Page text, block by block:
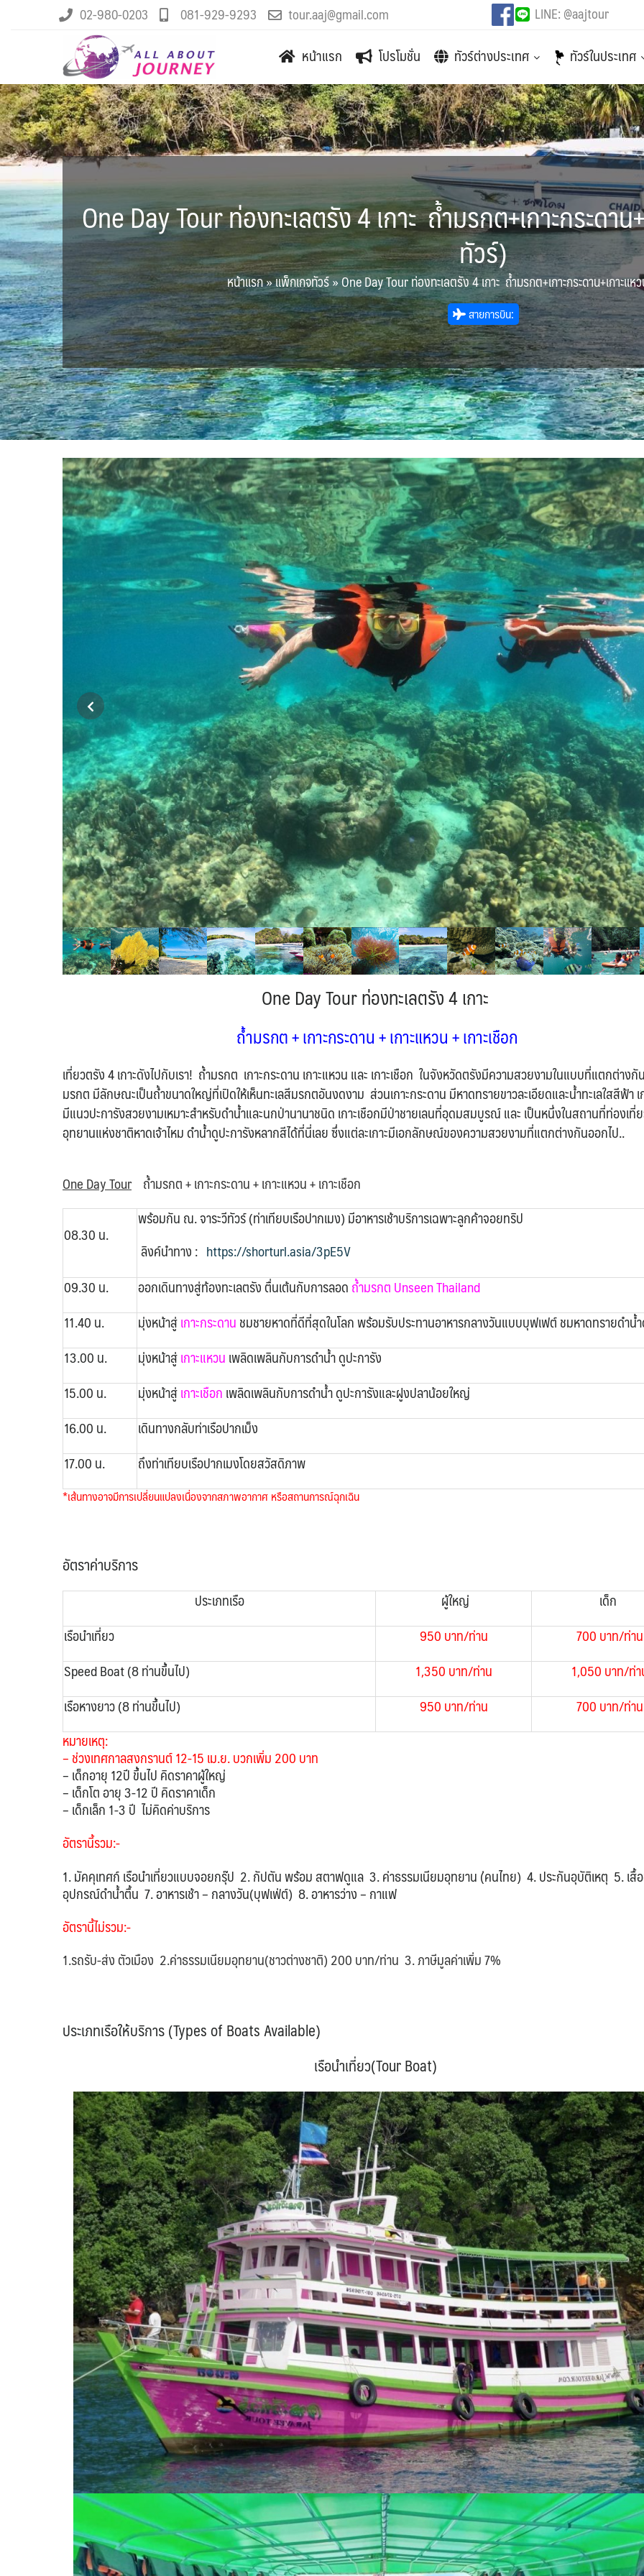
02-980-0203 081-929-9293 tour.aaj@gmail.com LINE: @aajtour
หน้าแรก โปรโมชั่น ทัวร์ต่างประเทศ ทัวร์ในประเทศ
One Day Tour ท่องทะเลตรัง 4 เกาะ ถ้ำมรกต+เกาะกระดาน
ทัวร์)
หน้าแรก»แพ็กเกจทัวร์»One Day Tour ท่องทะเลตรัง 4 เกาะ ถ้ำมรกต+เกาะกระดาน+เกาะแห
สายการบิน:
One Day Tour ท่องทะเลตรัง 4 เกาะ
ถ้ำมรกต + เกาะกระดาน + เกาะแหวน + เกาะเชือก
เที่ยวตรัง 4 เกาะดังไปกับเรา! ถ้ำมรกต เกาะกระดาน เกาะแหวน และ เกาะเชือก ในจังหวัดตรังมีความสวยงามในแบบที่แตกต่างกั
มรกต มีลักษณะเป็นถ้ำขนาดใหญ่ที่เปิดให้เห็นทะเลสีมรกตอันงดงาม ส่วนเกาะกระดาน มีหาดทรายขาวละเอียดและน้ำทะเลใสสีฟ้า เ
มีแนวปะการังสวยงามเหมาะสำหรับดำน้ำและนกป่านานาชนิด เกาะเชือกมีป่าชายเลนที่อุดมสมบูรณ์ และ เป็นหนึ่งในสถานที่ท่องเที่ย
อุทยานแห่งชาติหาดเจ้าไหม ดำน้ำดูปะการังหลากสีได้ที่นี่เลย ซึ่งแต่ละเกาะมีเอกลักษณ์ของความสวยงามที่แตกต่างกันออกไป..
One Day Tour ถ้ำมรกต + เกาะกระดาน + เกาะแหวน + เกาะเชือก
08.30 น.
พร้อมกัน ณ. จาระวีทัวร์ (ท่าเทียบเรือปากเมง) มีอาหารเช้าบริการเฉพาะลูกค้าจอยทริป
ลิงค์นำทาง : https://shorturl.asia/3pE5V
09.30 น.
ออกเดินทางสู่ท้องทะเลตรัง ตื่นเต้นกับการลอดถ้ำมรกต Unseen Thailand
11.40 น.
มุ่งหน้าสู่เกาะกระดานชมชายหาดที่ดีที่สุดในโลก พร้อมรับประทานอาหารกลางวันแบบบุฟเฟต์ ชมหาดทรายดำน้
13.00 น.
มุ่งหน้าสู่เกาะแหวนเพลิดเพลินกับการดำน้ำ ดูปะการัง
15.00 น.
มุ่งหน้าสู่เกาะเชือกเพลิดเพลินกับการดำน้ำ ดูปะการังและฝูงปลาน้อยใหญ่
16.00 น.
เดินทางกลับท่าเรือปากเม็ง
17.00 น.
ถึงท่าเทียบเรือปากเมงโดยสวัสดิภาพ
*เส้นทางอาจมีการเปลี่ยนแปลงเนื่องจากสภาพอากาศ หรือสถานการณ์ฉุกเฉิน
อัตราค่าบริการ
ประเภทเรือ ผู้ใหญ่
เด็ก
เรือนำเที่ยว
950 บาท/ท่าน 700 บาท/ท่าน
Speed Boat (8 ท่านขึ้นไป)
1,350 บาท/ท่าน 1,050 บาท/ท่
เรือหางยาว(8 ท่านขึ้นไป) 950 บาท/ท่าน 700 บาท/ท่าน
หมายเหตุ:
– ช่วงเทศกาลสงกรานต์ 12-15 เม.ย. บวกเพิ่ม 200 บาท
– เด็กอายุ 12ปี ขึ้นไป คิดราคาผู้ใหญ่
– เด็กโต อายุ 3-12 ปี คิดราคาเด็ก
– เด็กเล็ก 1-3 ปี ไม่คิดค่าบริการ
อัตรานี้รวม:-
1. มัคคุเทศก์ เรือนำเที่ยวแบบจอยกรุ๊ป 2. กัปตัน พร้อม สตาฟดูแล 3. ค่าธรรมเนียมอุทยาน (่คนไทย) 4. ประกันอุบัติเหตุ 5. เ
อุปกรณ์ดำน้ำตื้น 7. อาหารเช้า – กลางวัน(บุฟเฟ่ต์) 8. อาหารว่าง – กาแฟ
อัตรานี้ไม่รวม:-
1.รถรับ-ส่ง ตัวเมือง 2.ค่าธรรมเนียมอุทยาน(ชาวต่างชาติ) 200 บาท/ท่าน 3. ภาษีมูลค่าเพิ่ม 7%
ประเภทเรือให้บริการ (Types of Boats Available)
เรือนำเที่ยว(Tour Boat)